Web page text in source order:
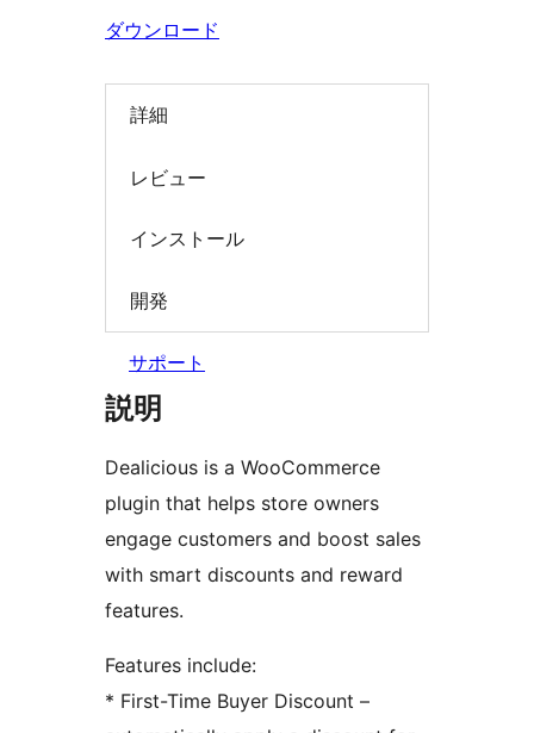
ダウンロード
詳細
レビュー
インストール
開発
サポート
説明
Dealicious is a WooCommerce
plugin that helps store owners
engage customers and boost sales
with smart discounts and reward
features.
Features include:
* First-Time Buyer Discount –